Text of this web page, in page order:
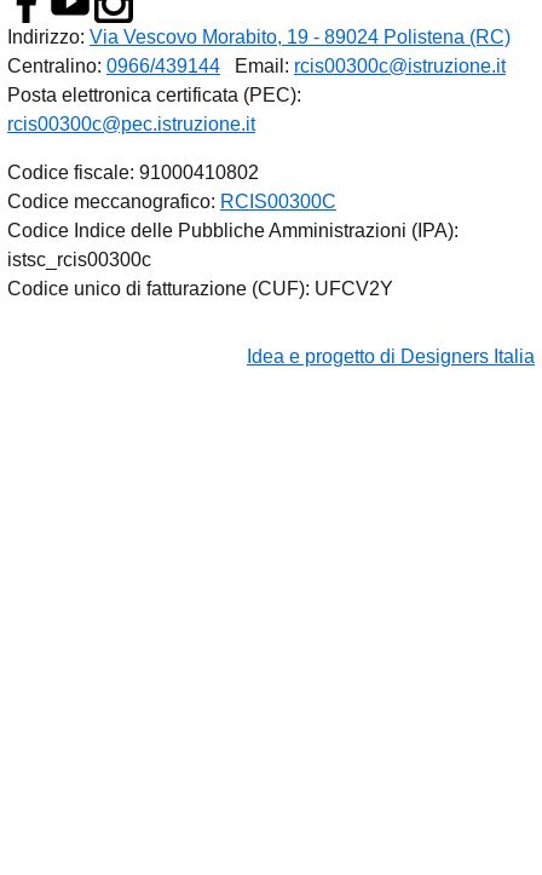
Indirizzo: Via Vescovo Morabito, 19 - 89024 Polistena (RC)
Centralino: 0966/439144 Email: rcis00300c@istruzione.it
Posta elettronica certificata (PEC):
rcis00300c@pec.istruzione.it
Codice fiscale: 91000410802
Codice meccanografico: RCIS00300C
Codice Indice delle Pubbliche Amministrazioni (IPA):
istsc_rcis00300c
Codice unico di fatturazione (CUF): UFCV2Y
Idea e progetto di Designers Italia